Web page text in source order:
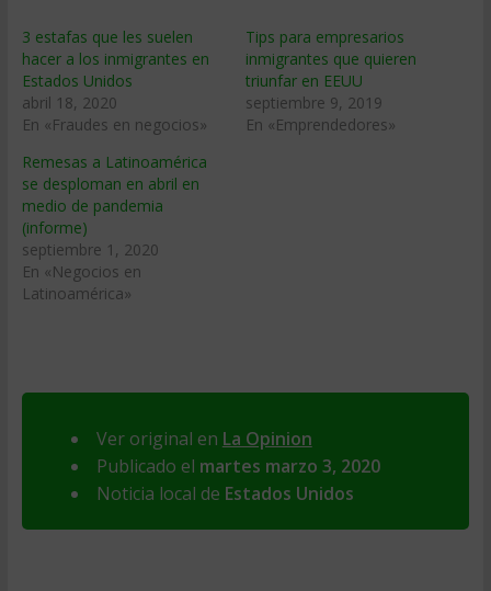
3 estafas que les suelen
hacer a los inmigrantes en
Estados Unidos
abril 18, 2020
En «Fraudes en negocios»
Tips para empresarios
inmigrantes que quieren
triunfar en EEUU
septiembre 9, 2019
En «Emprendedores»
Remesas a Latinoamérica
se desploman en abril en
medio de pandemia
(informe)
septiembre 1, 2020
En «Negocios en
Latinoamérica»
Ver original en La Opinion
Publicado el martes marzo 3, 2020
Noticia local de Estados Unidos